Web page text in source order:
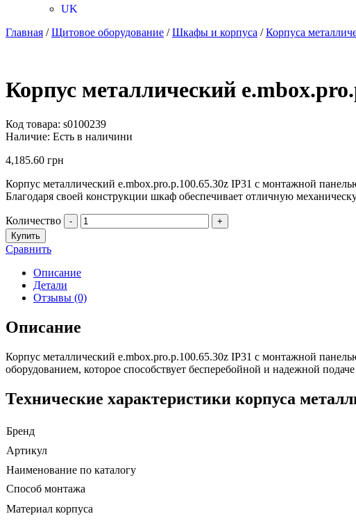
UK
Главная /Щитовое оборудование /Шкафы и корпуса /Корпуса
Корпус металлический
Код товара: s0100239
Наличие: Есть в наличини
4,185.60 грн
Корпус металлический e.mbox.pro.p.100.65.30z IP31 с монтажной
Благодаря своей конструкции шкаф обеспечивает отличную
Количество -
+
Купить
Сравнить
Описание
Детали
Отзывы (0)
Описание
Корпус металлический e.mbox.pro.p.100.65.30z IP31 с монтажной
оборудованием, которое способствует бесперебойной и надежной
Технические характеристики корпуса
Бренд
Артикул
Наименование по каталогу
Способ монтажа
Материал корпуса